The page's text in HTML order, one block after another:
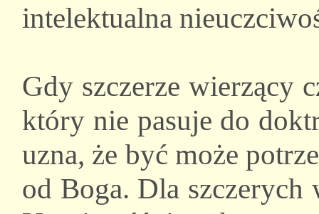
intelektualna
Gdy szczerze wierzący
który nie pasuje do
uzna, że być może
od Boga. Dla szczerych